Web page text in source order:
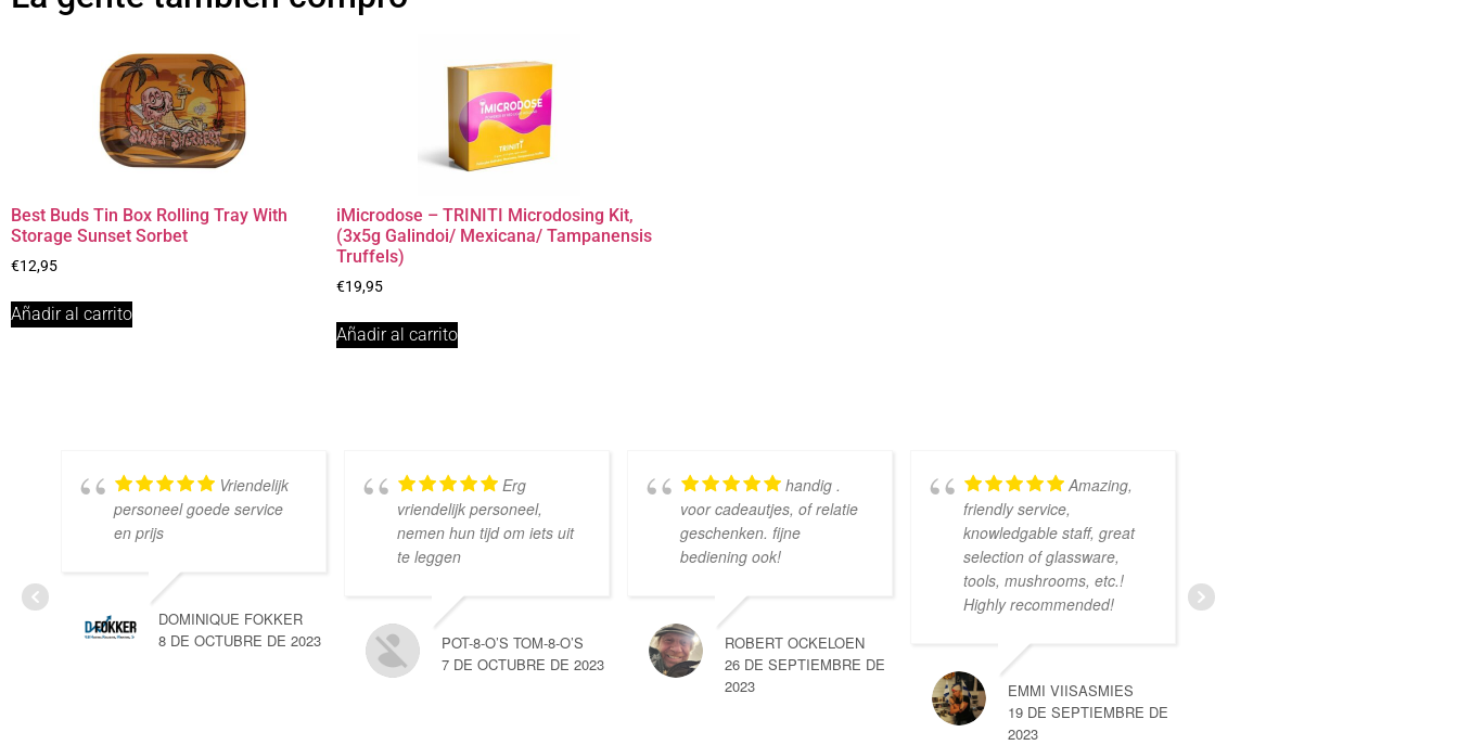
Best Buds Tin Box Rolling Tray With
Storage Sunset Sorbet
€12,95
Añadir al carrito
iMicrodose – TRINITI Microdosing Kit,
(3x5g Galindoi/ Mexicana/ Tampanensis
Truffels)
€19,95
Añadir al carrito
Vriendelijk
personeel goede service
en prijs
DOMINIQUE FOKKER
8 DE OCTUBRE DE 2023
Erg
vriendelijk personeel,
nemen hun tijd om iets uit
te leggen
POT-8-O’S TOM-8-O’S
7 DE OCTUBRE DE 2023
handig .
voor cadeautjes, of relatie
geschenken. fijne
bediening ook!
ROBERT OCKELOEN
26 DE SEPTIEMBRE DE
2023
Amazing,
friendly service,
knowledgable staff, great
selection of glassware,
tools, mushrooms, etc.!
Highly recommended!
EMMI VIISASMIES
19 DE SEPTIEMBRE DE
2023